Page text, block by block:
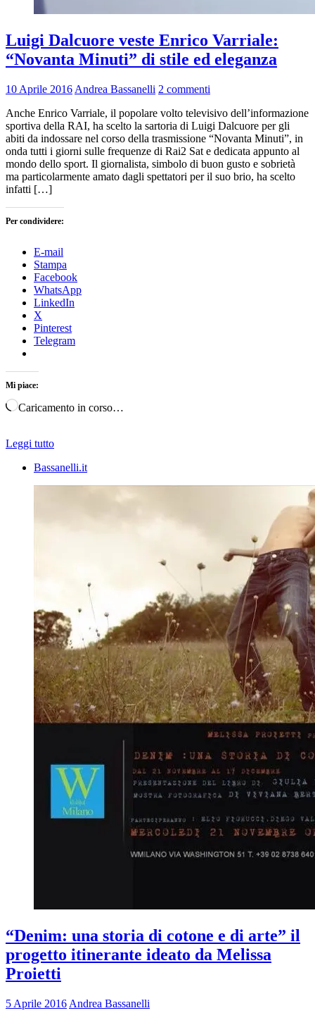
Luigi Dalcuore veste Enrico Varriale:
“Novanta Minuti” di stile ed eleganza
10 Aprile 2016 Andrea Bassanelli 2 commenti
Anche Enrico Varriale, il popolare volto televisivo dell’informazione
sportiva della RAI, ha scelto la sartoria di Luigi Dalcuore per gli
abiti da indossare nel corso della trasmissione “Novanta Minuti”, in
onda tutti i giorni sulle frequenze di Rai2 Sat e dedicata appunto al
mondo dello sport. Il giornalista, simbolo di buon gusto e sobrietà
ma particolarmente amato dagli spettatori per il suo brio, ha scelto
infatti […]
Per condividere:
E-mail
Stampa
Facebook
WhatsApp
LinkedIn
X
Pinterest
Telegram
Mi piace:
Caricamento in corso…
Leggi tutto
Bassanelli.it
“Denim: una storia di cotone e di arte” il
progetto itinerante ideato da Melissa
Proietti
5 Aprile 2016 Andrea Bassanelli